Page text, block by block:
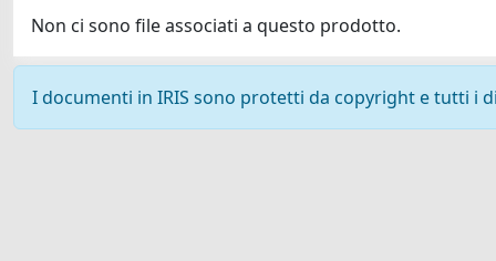
Non ci sono file associati a questo prodotto.
I documenti in IRIS sono protetti da copyright e tutti i